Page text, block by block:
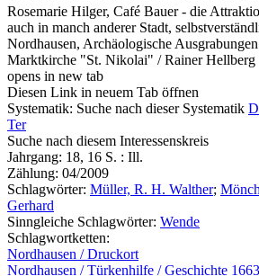
Rosemarie Hilger, Café Bauer - die
auch in manch anderer Stadt,
Nordhausen, Archäologische
Marktkirche "St. Nikolai" / Rainer Hellberg
opens in new tab
Diesen Link in neuem Tab öffnen
Systematik: Suche nach dieser Systematik
Ter
Suche nach diesem Interessenskreis
Jahrgang: 18, 16 S. : Ill.
Zählung: 04/2009
Schlagwörter: Müller, R. H. Walther;
Gerhard
Sinngleiche Schlagwörter: Wende
Schlagwortketten:
Nordhausen / Druckort
Nordhausen / Türkenhilfe / Geschichte 1663